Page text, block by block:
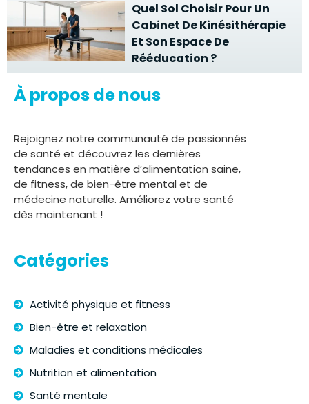
Quel Sol Choisir Pour Un
Cabinet De Kinésithérapie
Et Son Espace De
Rééducation ?
À propos de nous
Rejoignez notre communauté de passionnés
de santé et découvrez les dernières
tendances en matière d’alimentation saine,
de fitness, de bien-être mental et de
médecine naturelle. Améliorez votre santé
dès maintenant !
Catégories
Activité physique et fitness
Bien-être et relaxation
Maladies et conditions médicales
Nutrition et alimentation
Santé mentale